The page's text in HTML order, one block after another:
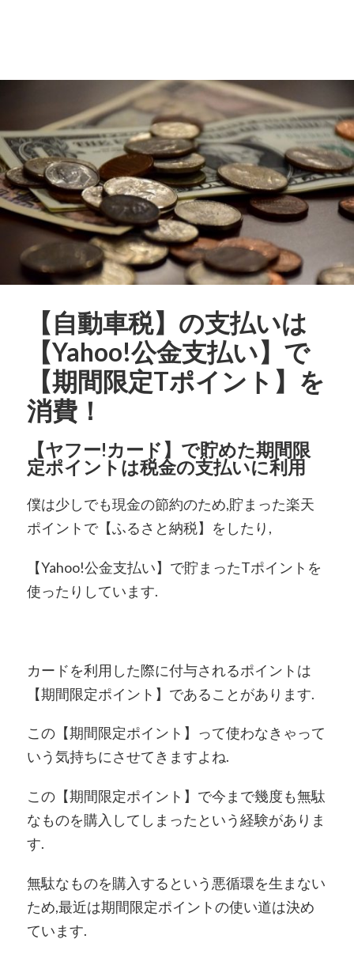
【自動車税】の支払いは
【Yahoo!公金支払い】で
【期間限定Tポイント】を
消費！
【ヤフー!カード】で貯めた期間限
定ポイントは税金の支払いに利用
僕は少しでも現金の節約のため,貯まった楽天
ポイントで【ふるさと納税】をしたり,
【Yahoo!公金支払い】で貯まったTポイントを
使ったりしています.
カードを利用した際に付与されるポイントは
【期間限定ポイント】であることがあります.
この【期間限定ポイント】って使わなきゃって
いう気持ちにさせてきますよね.
この【期間限定ポイント】で今まで幾度も無駄
なものを購入してしまったという経験がありま
す.
無駄なものを購入するという悪循環を生まない
ため,最近は期間限定ポイントの使い道は決め
ています.